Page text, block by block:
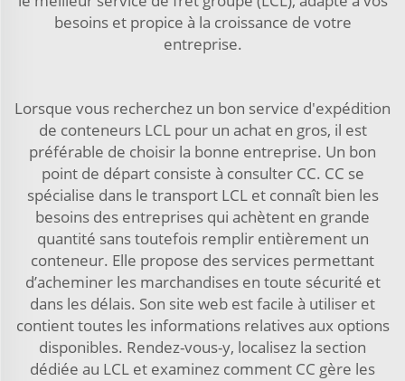
besoins et propice à la croissance de votre
entreprise.
Lorsque vous recherchez un bon service d'expédition
de conteneurs LCL pour un achat en gros, il est
préférable de choisir la bonne entreprise. Un bon
point de départ consiste à consulter CC. CC se
spécialise dans le transport LCL et connaît bien les
besoins des entreprises qui achètent en grande
quantité sans toutefois remplir entièrement un
conteneur. Elle propose des services permettant
d’acheminer les marchandises en toute sécurité et
dans les délais. Son site web est facile à utiliser et
contient toutes les informations relatives aux options
disponibles. Rendez-vous-y, localisez la section
dédiée au LCL et examinez comment CC gère les